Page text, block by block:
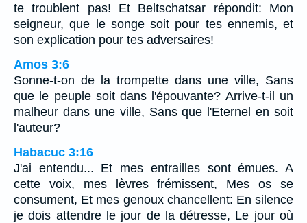
te troublent pas! Et Beltschatsar répondit: Mon
seigneur, que le songe soit pour tes ennemis, et
son explication pour tes adversaires!
Amos 3:6
Sonne-t-on de la trompette dans une ville, Sans
que le peuple soit dans l'épouvante? Arrive-t-il un
malheur dans une ville, Sans que l'Eternel en soit
l'auteur?
Habacuc 3:16
J'ai entendu... Et mes entrailles sont émues. A
cette voix, mes lèvres frémissent, Mes os se
consument, Et mes genoux chancellent: En silence
je dois attendre le jour de la détresse, Le jour où